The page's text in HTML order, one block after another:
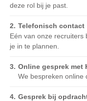
deze rol bij je past.
Telefonisch contact
Eén van onze recruiters
je in te plannen.
Online gesprek met
We bespreken online
Gesprek bij